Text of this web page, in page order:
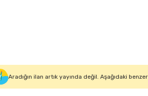
Aradığın ilan artık yayında değil. Aşağıdaki